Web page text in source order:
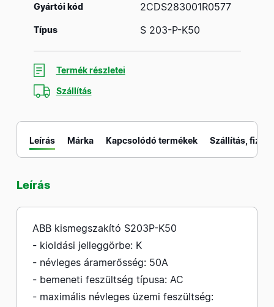
Gyártói kód 2CDS283001R0577
Típus S 203-P-K50
Termék részletei
Szállítás
Leírás Márka Kapcsolódó termékek Szállítás,
Leírás
ABB kismegszakító S203P-K50
- kioldási jelleggörbe: K
- névleges áramerősség: 50A
- bemeneti feszültség típusa: AC
- maximális névleges üzemi feszültség: